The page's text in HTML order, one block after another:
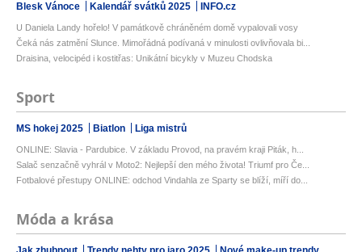
Blesk Vánoce Kalendář svátků 2025 INFO.cz
U Daniela Landy hořelo! V památkově chráněném domě vypalovali vosy
Čeká nás zatmění Slunce. Mimořádná podívaná v minulosti ovlivňovala bi...
Draisina, velocipéd i kostitřas: Unikátní bicykly v Muzeu Chodska
Sport
MS hokej 2025 Biatlon Liga mistrů
ONLINE: Slavia - Pardubice. V základu Provod, na pravém kraji Piták, h...
Salač senzačně vyhrál v Moto2: Nejlepší den mého života! Triumf pro Če...
Fotbalové přestupy ONLINE: odchod Vindahla ze Sparty se blíží, míří do...
Móda a krása